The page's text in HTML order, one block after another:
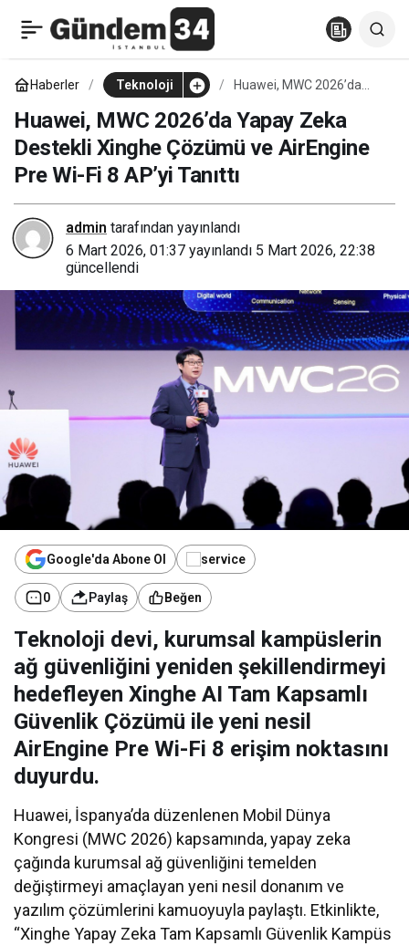
Haberler Teknoloji
Huawei, MWC 2026’da
Xinghe Çözümü ve
AirEngine Pre Wi-Fi 8 AP’yi
Tanıttı
Huawei, MWC 2026’da Yapay Zeka
Destekli Xinghe Çözümü ve AirEngine
Pre Wi-Fi 8 AP’yi Tanıttı
admin tarafından yayınlandı
6 Mart 2026, 01:37 yayınlandı 5 Mart 2026, 22:38
güncellendi
Google'da Abone Ol
0 Paylaş Beğen
Teknoloji devi, kurumsal kampüslerin
ağ güvenliğini yeniden şekillendirmeyi
hedefleyen Xinghe AI Tam Kapsamlı
Güvenlik Çözümü ile yeni nesil
AirEngine Pre Wi-Fi 8 erişim noktasını
duyurdu.
Huawei, İspanya’da düzenlenen Mobil Dünya
Kongresi (MWC 2026) kapsamında, yapay zeka
çağında kurumsal ağ güvenliğini temelden
değiştirmeyi amaçlayan yeni nesil donanım ve
yazılım çözümlerini kamuoyuyla paylaştı. Etkinlikte,
“Xinghe Yapay Zeka Tam Kapsamlı Güvenlik Kampüs
MWC 2026’da Huawei’den
Finans Sektörüne Yapay
Zeka Hamlesi: Bankacılık
Geleceği Nasıl
Şekillenecek?
0 Paylaş